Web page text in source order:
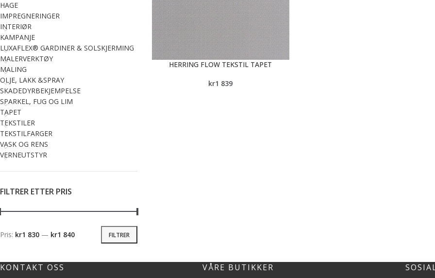
HAGE
IMPREGNERINGER
INTERIØR
KAMPANJE
LUXAFLEX® GARDINER & SOLSKJERMING
MALERVERKTØY
MALING
OLJE, LAKK &SPRAY
SKADEDYRBEKJEMPELSE
SPARKEL, FUG OG LIM
TAPET
TEKSTILER
TEKSTILFARGER
VASK OG RENS
VERNEUTSTYR
FILTRER ETTER PRIS
FILTRER
Pris: kr1 830 — kr1 840
HERRING FLOW TEKSTIL TAPET
kr1 839
KONTAKT OSS VÅRE BUTIKKER